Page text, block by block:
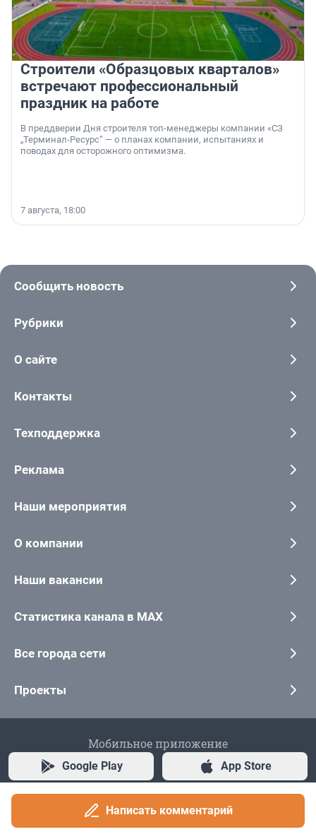
Строители «Образцовых кварталов»
встречают профессиональный
праздник на работе
В преддверии Дня строителя топ-менеджеры компании «СЗ
„Терминал-Ресурс“ — о планах компании, испытаниях и
поводах для осторожного оптимизма.
7 августа, 18:00
Сообщить новость
Рубрики
О сайте
Контакты
Техподдержка
Реклама
Наши мероприятия
О компании
Наши вакансии
Статистика канала в MAX
Все города сети
Проекты
Мобильное приложение
Google Play App Store
App Gallery RuStore
Написать комментарий